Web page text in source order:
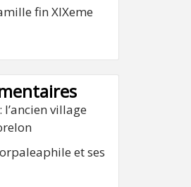
fin XIXeme
l’ancien village
et ses